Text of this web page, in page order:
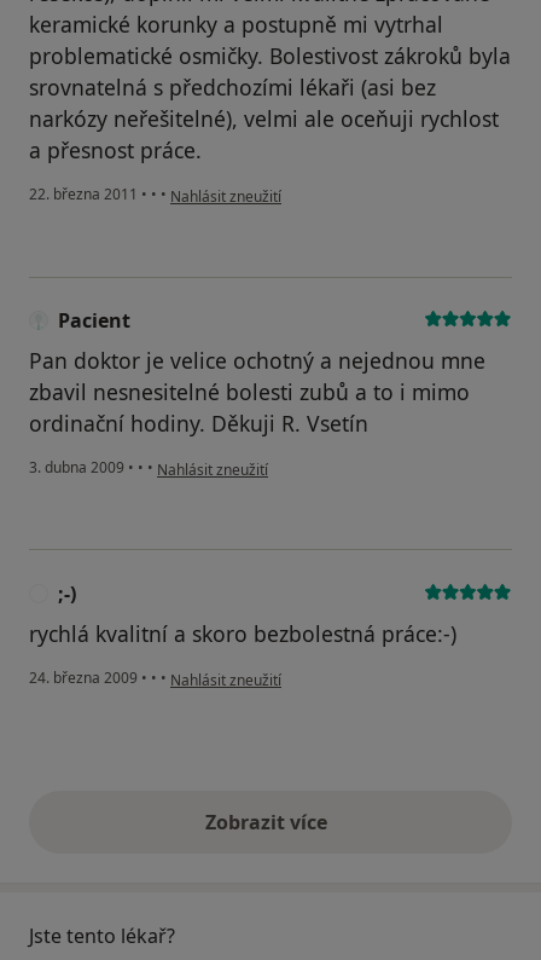
keramické korunky a postupně mi vytrhal
problematické osmičky. Bolestivost zákroků byla
srovnatelná s předchozími lékaři (asi bez
narkózy neřešitelné), velmi ale oceňuji rychlost
a přesnost práce.
22. března 2011 • • • podle názoru uživatele Pacient
Nahlásit zneužití
Pacient
Pan doktor je velice ochotný a nejednou mne
zbavil nesnesitelné bolesti zubů a to i mimo
ordinační hodiny. Děkuji R. Vsetín
3. dubna 2009 • • • podle názoru uživatele Pacient
Nahlásit zneužití
;-)
rychlá kvalitní a skoro bezbolestná práce:-)
24. března 2009 • • • podle názoru uživatele ;-)
Nahlásit zneužití
Zobrazit vícevýše uvedené názory
Jste tento lékař?